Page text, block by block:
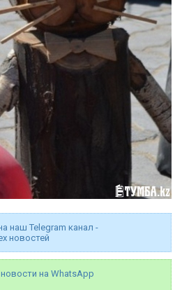
наш Telegram канал -
новостей
на WhatsApp